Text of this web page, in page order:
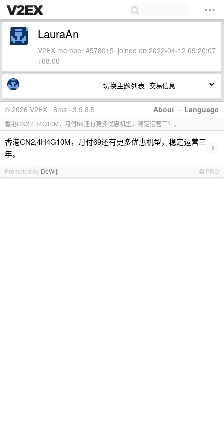
LauraAn
V2EX member #578015, joined on 2022-04-12 09:20:07
+08:00
切换主题列表
About · Language
© 2026 V2EX · 8ms · 3.9.8.5
香港CN2,4H4G10M，月付69还有更多优惠机型，稳定运营三年。
香港CN2,4H4G10M，月付69还有更多优惠机型，稳定运营三
年。
›
Promoted by DeWjjj PRO